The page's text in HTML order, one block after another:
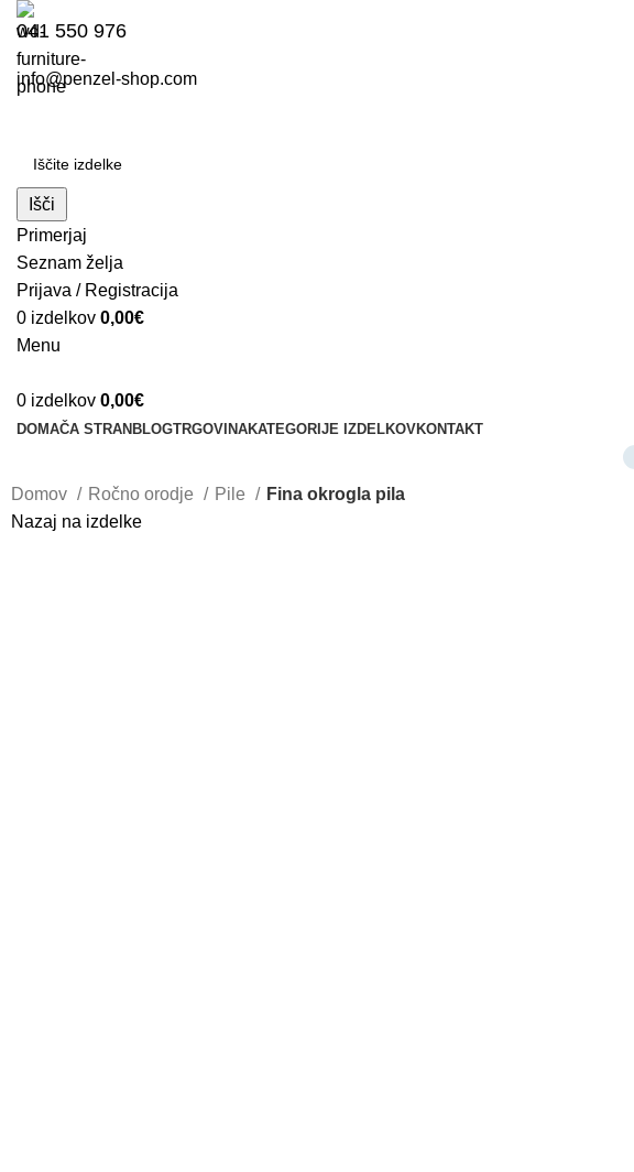
041 550 976
info@penzel-shop.com
Išči
Primerjaj
Seznam želja
Prijava / Registracija
0 izdelkov 0,00€
Menu
0 izdelkov 0,00€
DOMAČA STRAN BLOGTRGOVINAKATEGORIJE IZDELKOVKONTAKT
Domov Ročno orodje Pile
Fina okrogla pila
Nazaj na izdelke